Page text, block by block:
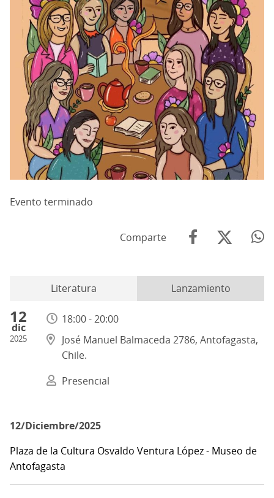
Literatura Lanzamiento
12
dic
2025
18:00 - 20:00
José Manuel Balmaceda 2786, Antofagasta,
Chile.
Presencial
12/Diciembre/2025
Plaza de la Cultura Osvaldo Ventura López- Museo de
Antofagasta
Evento terminado
Comparte